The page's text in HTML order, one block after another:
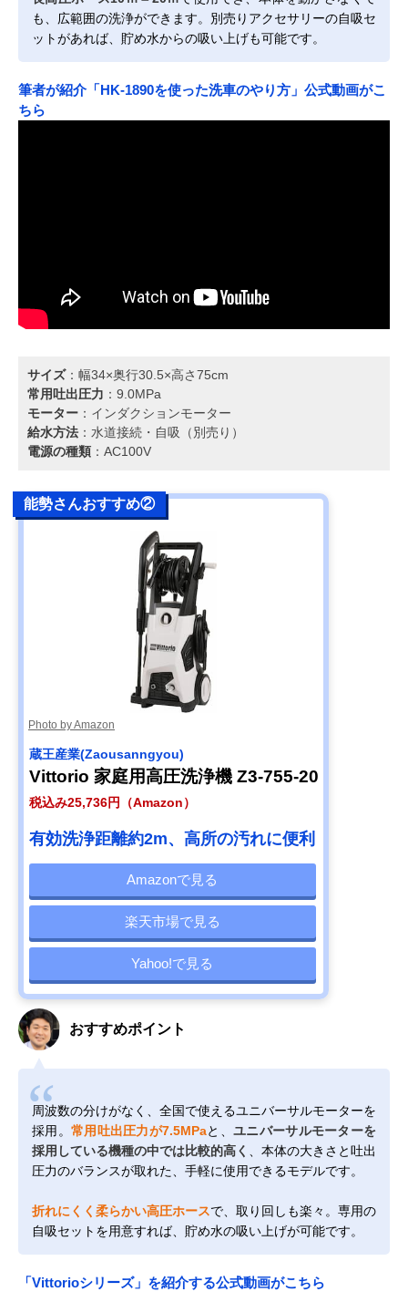
も、広範囲の洗浄ができます。別売りアクセサリーの自吸セ
ットがあれば、貯め水からの吸い上げも可能です。
筆者が紹介「HK-1890を使った洗車のやり方」公式動画がこ
ちら
サイズ：幅34×奥行30.5×高さ75cm
常用吐出圧力 ：9.0MPa
モーター ：インダクションモーター
給水方法 ：水道接続・自吸（別売り）
電源の種類 ：AC100V
能勢さんおすすめ②
Photo by Amazon
蔵王産業(Zaousanngyou)
Vittorio 家庭用高圧洗浄機 Z3-755-20
税込み25,736円（Amazon）
有効洗浄距離約2m、高所の汚れに便利
Amazonで見る
楽天市場で見る
Yahoo!で見る
おすすめポイント
周波数の分けがなく、全国で使えるユニバーサルモーターを
採用。 常用吐出圧力が7.5MPaと、 ユニバーサルモーターを
採用している機種の中では比較的高く
、本体の大きさと吐出
圧力のバランスが取れた、手軽に使用できるモデルです。
折れにくく柔らかい高圧ホースで、取り回しも楽々。専用の
自吸セットを用意すれば、貯め水の吸い上げが可能です。
「Vittorioシリーズ」を紹介する公式動画がこちら